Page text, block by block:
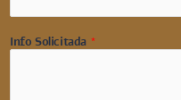
Info Solicitada *